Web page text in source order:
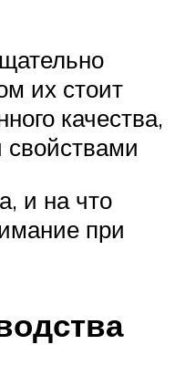
их стоит
качества,
и на что
при